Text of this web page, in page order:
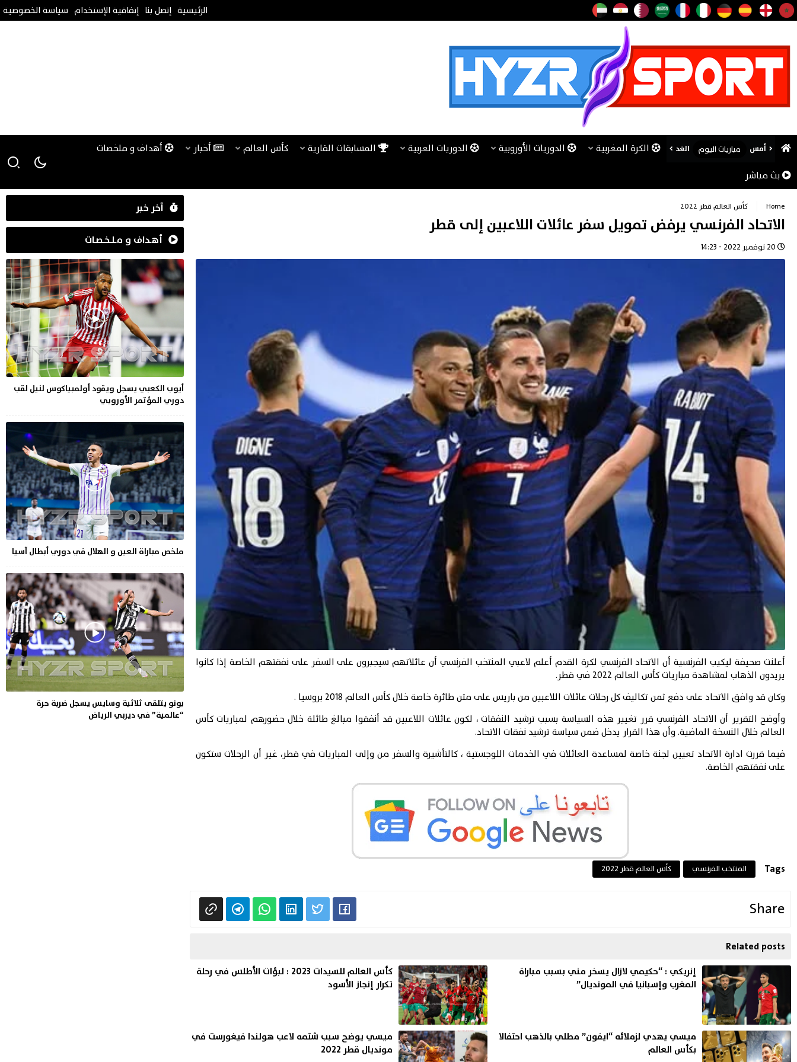
الرئيسية إتصل بنا إتفاقية الإستخدام سياسة الخصوصية
أمس مباريات اليوم الغد الكرة المغربية الدوريات الأوروبية الدوريات العربية المسابقات القارية كأس العالم أخبار
أهداف و ملخصات
بث مباشر
Home كأس العالم قطر 2022
الاتحاد الفرنسي يرفض تمويل سفر عائلات اللاعبين إلى قطر
أعلنت صحيفة ليكيب الفرنسية أن الاتحاد الفرنسي لكرة القدم أعلم لاعبي المنتخب الفرنسي أن عائلاتهم سيجبرون على السفر على نفقتهم الخاصة إذا كانوا
يريدون الذهاب لمشاهدة مباريات كأس العالم 2022 في قطر.
وكان قد وافق الاتحاد على دفع ثمن تكاليف كل رحلات عائلات اللاعبين من باريس على متن طائرة خاصة خلال كأس العالم 2018 بروسيا .
وأوضح التقرير أن الاتحاد الفرنسي قرر تغيير هذه السياسة بسبب ترشيد النفقات ، لكون عائلات اللاعبين قد أنفقوا مبالغ طائلة خلال حضورهم لمباريات كأس
العالم خلال النسخة الماضية. وأن هذا القرار يدخل ضمن سياسة ترشيد نفقات الاتحاد.
فيما قررت ادارة الاتحاد تعيين لجنة خاصة لمساعدة العائلات في الخدمات اللوجستية ، كالتأشيرة والسفر من وإلى المباريات في قطر، غير أن الرحلات ستكون
على نفقتهم الخاصة.
Tags المنتخب الفرنسي كأس العالم قطر 2022
Share
Related posts
إنريكي : “حكيمي لازال يسخر مني بسبب مباراة
المغرب وإسبانيا في المونديال”
كأس العالم للسيدات 2023 : لبؤات الأطلس في رحلة
تكرار إنجاز الأسود
ميسي يهدي لزملائه “ايفون” مطلي بالذهب احتفالا
بكأس العالم
ميسي يوضح سبب شتمه لاعب هولندا فيغورست في
مونديال قطر 2022
آخر خبر
أهـداف و مـلـخـصـات
أيوب الكعبي يسجل ويقود أولمبياكوس لنيل لقب
دوري المؤتمر الأوروبي
ملخص مباراة العين و الهلال في دوري أبطال آسيا
بونو يتلقى ثلاثية وسايس يسجل ضربة حرة
“عالمية” في ديربي الرياض